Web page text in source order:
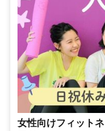
女性向けフィット